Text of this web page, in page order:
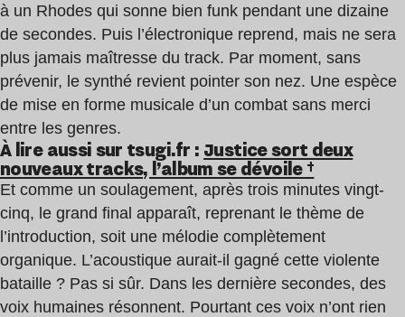
à un Rhodes qui sonne bien funk pendant une dizaine
de secondes. Puis l’électronique reprend, mais ne sera
plus jamais maîtresse du track. Par moment, sans
prévenir, le synthé revient pointer son nez. Une espèce
de mise en forme musicale d’un combat sans merci
entre les genres.
À lire aussi sur tsugi.fr : Justice sort deux
nouveaux tracks, l’album se dévoile †
Et comme un soulagement, après trois minutes vingt-
cinq, le grand final apparaît, reprenant le thème de
l’introduction, soit une mélodie complètement
organique. L’acoustique aurait-il gagné cette violente
bataille ? Pas si sûr. Dans les dernière secondes, des
voix humaines résonnent. Pourtant ces voix n’ont rien